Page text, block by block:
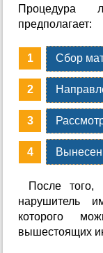
Процедура
предполагает:
Сбор
После того,
нарушитель
которого
вышестоящих